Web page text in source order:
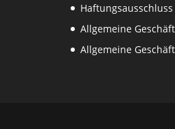
Haftungsausschluss
Allgemeine
Allgemeine